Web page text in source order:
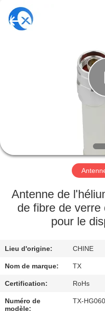
DE
NOUS
VISITE
D'USINE
DE
QUALITÉ
CONTACTEZ-
Tengxiang
Electronics
Co.,
Ltd..
Antenne de
de fibre de verre
pour le
Lieu d'origine: CHINE
Nom de marque: TX
Certification: RoHs
Numéro de
modèle:
TX-HG060